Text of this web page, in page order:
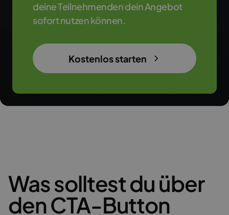
deine Teilnehmenden dein Angebot
sofort nutzen können.
Kostenlos starten
Was solltest du über
den CTA-Button